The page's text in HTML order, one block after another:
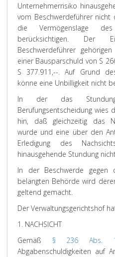
Unternehmerrisiko
vom Beschwerdeführer nicht
die Vermögenslage
berücksichtigen. Der
Beschwerdeführer
einer Bausparschuld von S
S 377.911,--. Auf Grund
könne eine Unbilligkeit nicht
In der das
Berufungsentscheidung
hin, daß gleichzeitig das
wurde und eine über den
Erledigung des
hinausgehende Stundung
In der Beschwerde gegen
belangten Behörde wird
geltend gemacht.
Der Verwaltungsgerichtshof
1. NACHSICHT
Gemäß § 236 Abs.
Abgabenschuldigkeiten auf